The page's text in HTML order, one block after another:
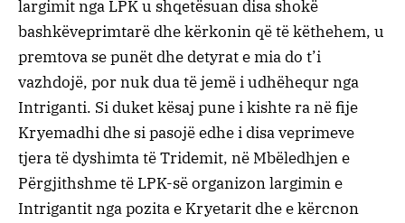
largimit nga LPK u shqetësuan disa shokë
bashkëveprimtarë dhe kërkonin që të këthehem, u
premtova se punët dhe detyrat e mia do t’i
vazhdojë, por nuk dua të jemë i udhëhequr nga
Intriganti. Si duket kësaj pune i kishte ra në fije
Kryemadhi dhe si pasojë edhe i disa veprimeve
tjera të dyshimta të Tridemit, në Mbëledhjen e
Përgjithshme të LPK-së organizon largimin e
Intrigantit nga pozita e Kryetarit dhe e kërcnon